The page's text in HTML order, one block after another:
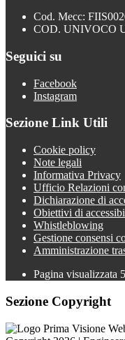
Cod. Mecc:
COD. UNIVOCO
Seguici su
Facebook
Instagram
Sezione Link Utili
Cookie policy
Note legali
Informativa Privacy
Ufficio Relazioni
Dichiarazione di
Obiettivi di
Whistleblowing
Gestione consensi
Amministrazione
Pagina visualizzata
Sezione Copyright